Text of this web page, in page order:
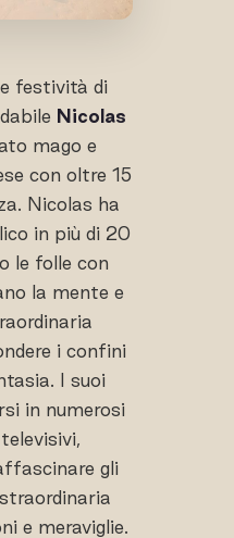
festività di
Nicolas
mago e
con oltre 15
Nicolas ha
in più di 20
le folle con
la mente e
i confini
I suoi
in numerosi
gli
e meraviglie.